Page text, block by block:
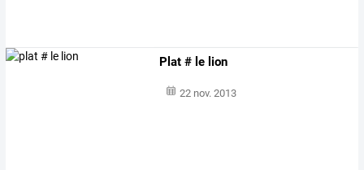
Plat # le lion
22 nov. 2013